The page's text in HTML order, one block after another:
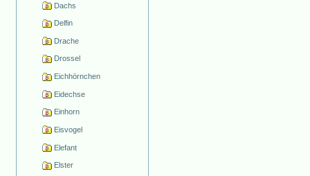
Dachs
Delfin
Drache
Drossel
Eichhörnchen
Eidechse
Einhorn
Eisvogel
Elefant
Elster